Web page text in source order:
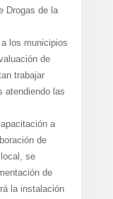
Drogas de la
los municipios
de
trabajar
atendiendo las
a
de
se
de
la instalación